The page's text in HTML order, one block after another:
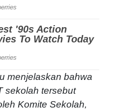
menjelaskan bahwa
sekolah tersebut
Komite Sekolah,